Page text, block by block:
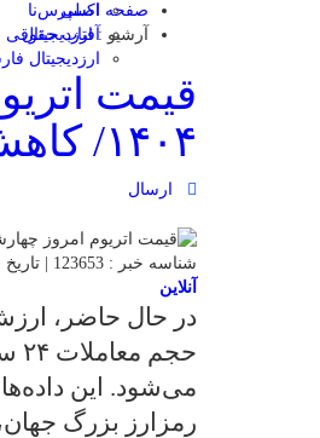
اکسپرس‌نا
آفتاب حقوقی
ارزدیجیتال
صفحه اصلی
آرشیو :ارزدیجیتال
۱۴۰۴/ کاهش حجم معاملات
ارسال
شناسه خبر : 123653 | تاریخ انتشار : 24 اکتبر 2025 - 19:08 | 53 بازدید | تعداد دیدگاه :
آنلاین
می‌شود. این
رمزارز بزرگ